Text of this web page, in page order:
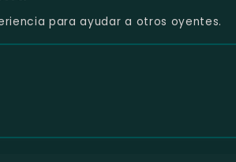
para ayudar a otros oyentes.